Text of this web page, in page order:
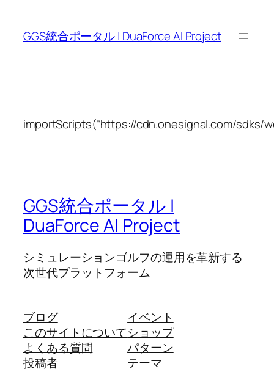
GGS統合ポータル | DuaForce AI Project
importScripts(“https://cdn.onesignal.com/sdks/
GGS統合ポータル |
DuaForce AI Project
シミュレーションゴルフの運用を革新する
次世代プラットフォーム
ブログ
このサイトについて
よくある質問
投稿者
イベント
ショップ
パターン
テーマ